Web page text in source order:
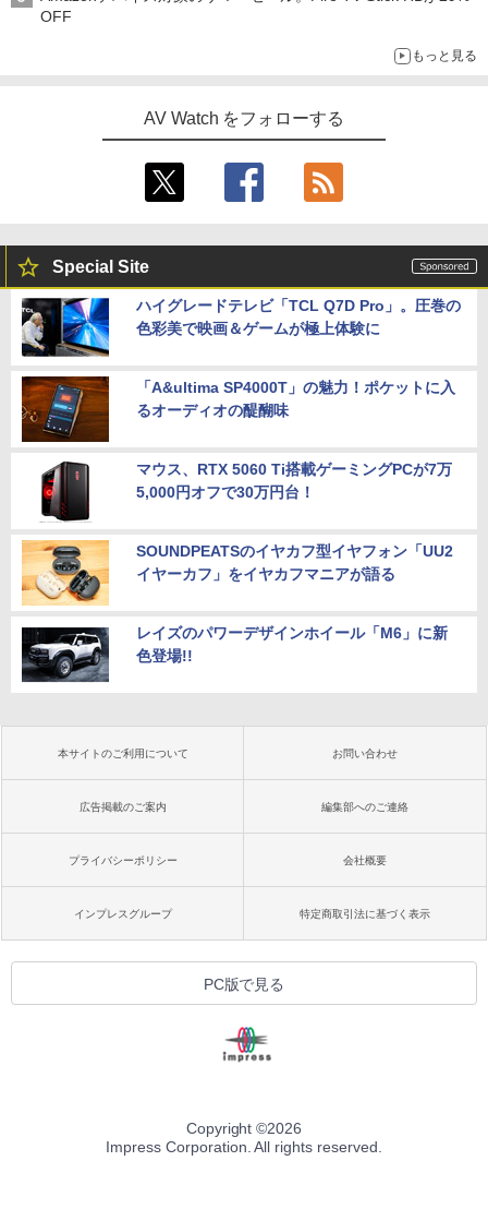
OFF
もっと見る
AV Watch をフォローする
Special Site
ハイグレードテレビ「TCL Q7D Pro」。圧巻の
色彩美で映画＆ゲームが極上体験に
「A&ultima SP4000T」の魅力！ポケットに入
るオーディオの醍醐味
マウス、RTX 5060 Ti搭載ゲーミングPCが7万
5,000円オフで30万円台！
SOUNDPEATSのイヤカフ型イヤフォン「UU2
イヤーカフ」をイヤカフマニアが語る
レイズのパワーデザインホイール「M6」に新
色登場!!
本サイトのご利用について お問い合わせ
広告掲載のご案内 編集部へのご連絡
プライバシーポリシー 会社概要
インプレスグループ 特定商取引法に基づく表示
PC版で見る
Copyright ©2026
Impress Corporation. All rights reserved.